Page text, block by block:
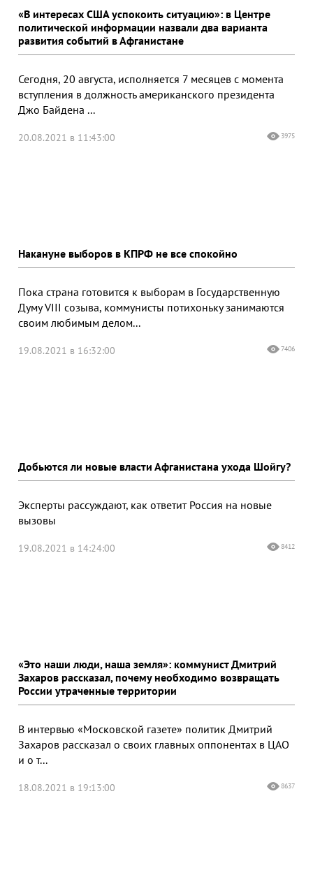
«В интересах США успокоить ситуацию»: в Центре
политической информации назвали два варианта
развития событий в Афганистане
Сегодня, 20 августа, исполняется 7 месяцев с момента
вступления в должность американского президента
Джо Байдена ...
20.08.2021 в 11:43:00 3975
Накануне выборов в КПРФ не все спокойно
Пока страна готовится к выборам в Государственную
Думу VIII созыва, коммунисты потихоньку занимаются
своим любимым делом...
19.08.2021 в 16:32:00 7406
Добьются ли новые власти Афганистана ухода Шойгу?
Эксперты рассуждают, как ответит Россия на новые
вызовы
19.08.2021 в 14:24:00 8412
«Это наши люди, наша земля»: коммунист Дмитрий
Захаров рассказал, почему необходимо возвращать
России утраченные территории
В интервью «Московской газете» политик Дмитрий
Захаров рассказал о своих главных оппонентах в ЦАО
и о т...
18.08.2021 в 19:13:00 8637